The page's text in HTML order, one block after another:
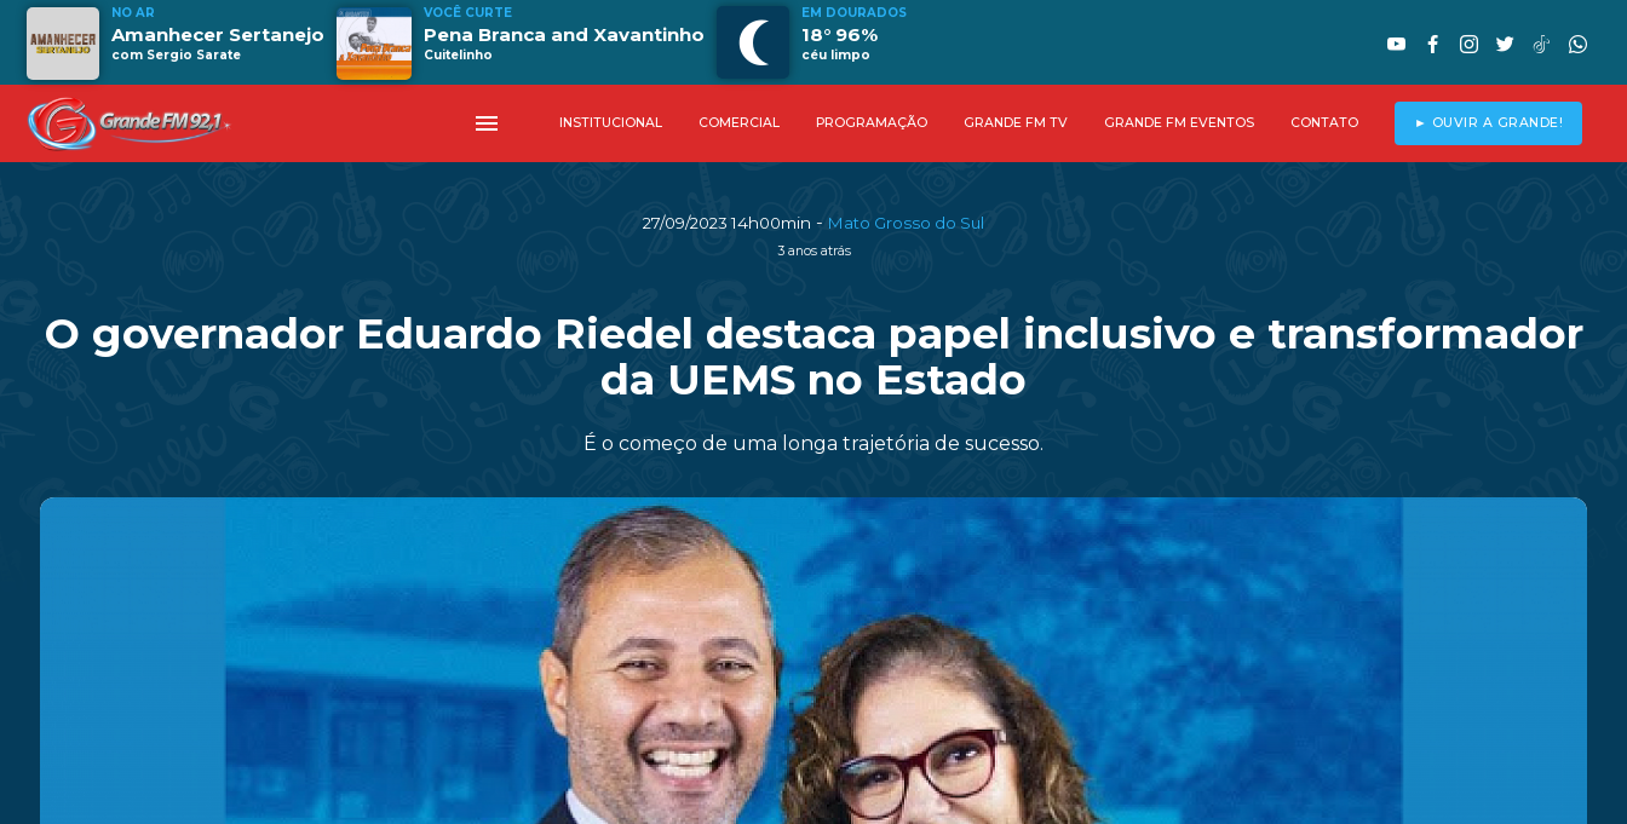
NO AR
Amanhecer Sertanejo
com Sergio Sarate
VOCÊ CURTE
Pena Branca and Xavantinho
Cuitelinho
EM DOURADOS
18° 96%
céu limpo
menu INSTITUCIONAL COMERCIAL PROGRAMAÇÃO GRANDE FM TV GRANDE FM EVENTOS CONTATO ► OUVIR A GRANDE!
27/09/2023 14h00min - Mato Grosso do Sul
3 anos atrás
O governador Eduardo Riedel destaca papel inclusivo e transformador
da UEMS no Estado
É o começo de uma longa trajetória de sucesso.